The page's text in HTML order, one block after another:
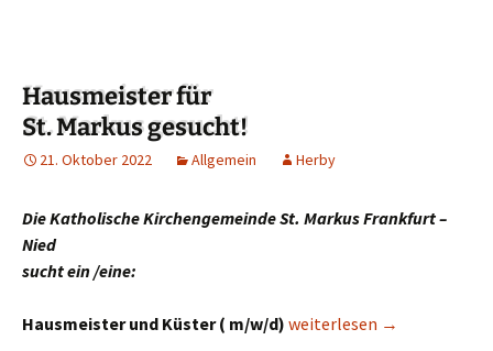
Hausmeister für
St. Markus gesucht!
21. Oktober 2022 Allgemein Herby
Die Katholische Kirchengemeinde St. Markus Frankfurt –
Nied
sucht ein /eine:
Hausmeister und Küster( m/w/d) Hausmeister für St.
weiterlesen →